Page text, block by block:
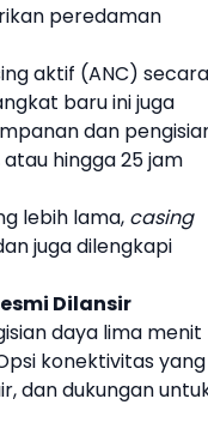
peredaman
aktif (ANC) secara
baru ini juga
dan
hingga 25 jam
lebih lama, casing
juga dilengkapi
Dilansir
daya lima menit
konektivitas yang
dan dukungan